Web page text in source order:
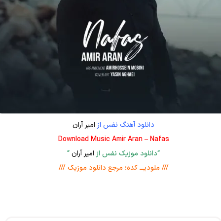
دانلود آهنگ نفس ازامیر آران
Download Music Amir Aran – Nafas
“دانلود موزیک نفس ازامیر آران“
/// ملودیـــ کده؛ مرجع دانلود موزیک ///